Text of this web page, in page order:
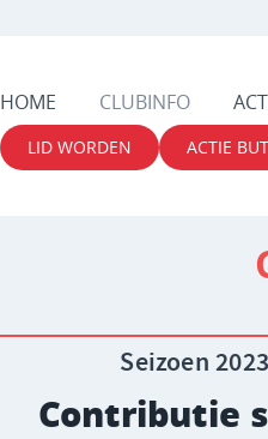
HOME CLUBINFO
LID WORDEN ACTIE
Seizoen
Contributie